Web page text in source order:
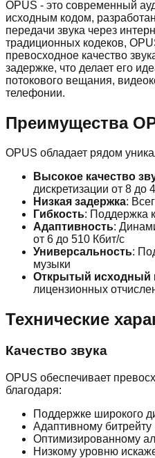
OPUS - это современный
исходным кодом,
передачи звука через
традиционных кодеков,
превосходное качество
задержке, что делает его
потокового вещания,
телефонии.
Преимущества
OPUS обладает рядом
Высокое качество
дискретизации от 8 до
Низкая задержка:
Гибкость: Поддержка
Адаптивность:
от 6 до 510 Кбит/с
Универсальность:
музыки
Открытый исходный
лицензионных
Технические
Качество звука
OPUS обеспечивает
благодаря:
Поддержке широкого
Адаптивному битрейту
Оптимизированному
Низкому уровню